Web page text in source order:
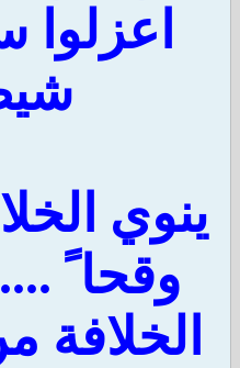
اعزلوا
ينوي
وقحا
الخلافة